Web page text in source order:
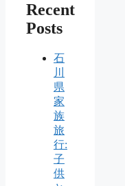
Recent
Posts
石
川
県
家
族
旅
行:
子
供